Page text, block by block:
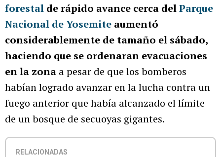
forestal de rápido avance cerca delParque
Nacional de Yosemite aumentó
considerablemente de tamaño el sábado,
haciendo que se ordenaran evacuaciones
en la zona a pesar de que los bomberos
habían logrado avanzar en la lucha contra un
fuego anterior que había alcanzado el límite
de un bosque de secuoyas gigantes.
RELACIONADAS